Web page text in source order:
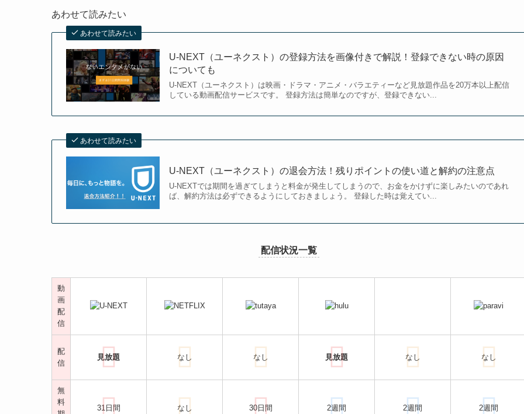
あわせて読みたい
あわせて読みたい
U-NEXT（ユーネクスト）の登録方法を画像付きで解説！登録できない時の原因
についても
U-NEXT（ユーネクスト）は映画・ドラマ・アニメ・バラエティーなど見放題作品を20万本以上配信
している動画配信サービスです。 登録方法は簡単なのですが、登録できない...
あわせて読みたい
U-NEXT（ユーネクスト）の退会方法！残りポイントの使い道と解約の注意点
U-NEXTでは期間を過ぎてしまうと料金が発生してしまうので、お金をかけずに楽しみたいのであれ
ば、解約方法は必ずできるようにしておきましょう。 登録した時は覚えてい...
配信状況一覧
動
画
配
信
配
信
見放題 なし なし 見放題 なし なし
無
料
31日間 なし 30日間 2週間 2週間 2週間